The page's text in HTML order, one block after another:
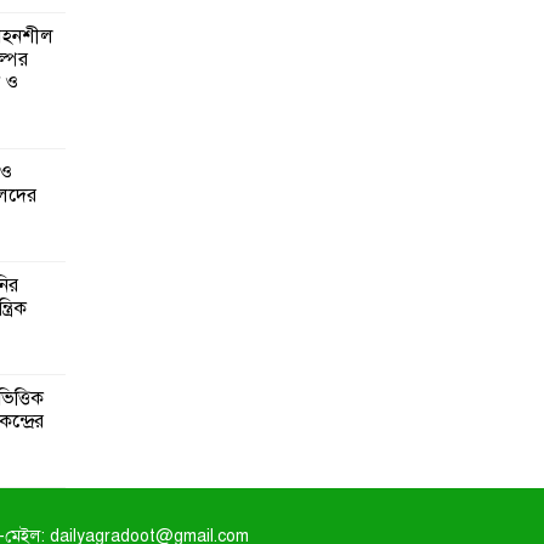
ও
মেইল: dailyagradoot@gmail.com